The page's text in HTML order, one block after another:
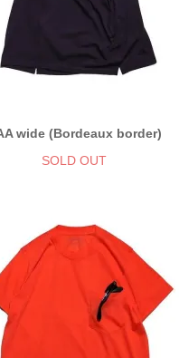
wide (Bordeaux border)
SOLD OUT